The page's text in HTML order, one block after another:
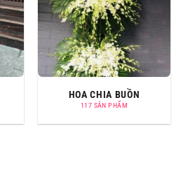
HOA CHIA BUỒN
117 SẢN PHẨM